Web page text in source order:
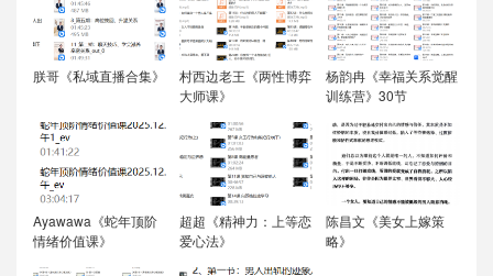
朕哥《私域直播合集》
村西边老王《两性博弈
大师课》
杨韵冉《幸福关系觉醒
训练营》30节
Ayawawa《蛇年顶阶
情绪价值课》
超超《精神力：上等恋
爱心法》
陈昌文《美女上嫁策
略》